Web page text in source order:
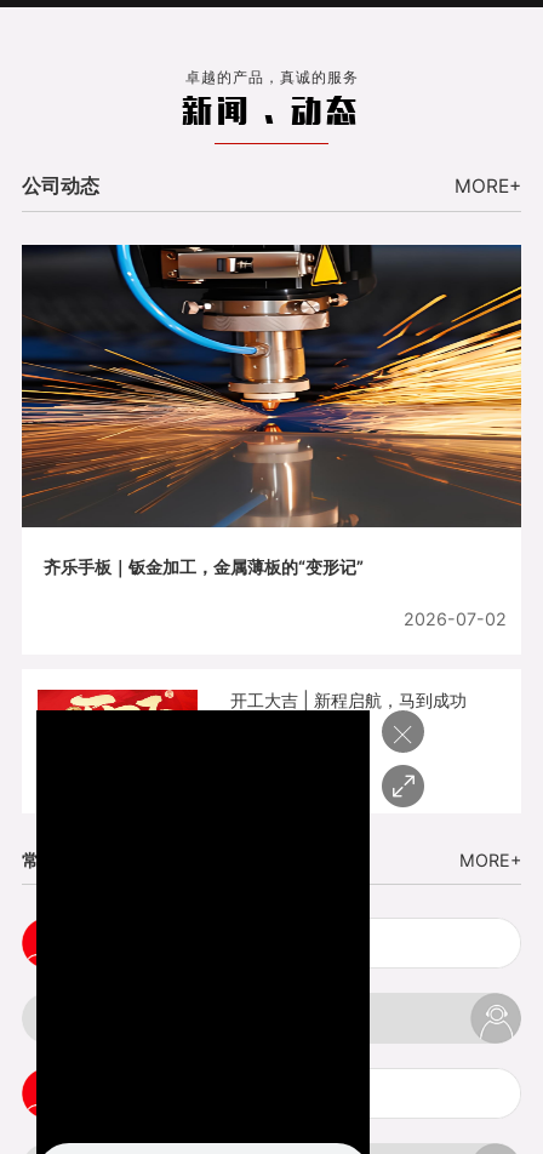
卓越的产品，真诚的服务
新闻 . 动态
公司动态 MORE+
齐乐手板｜钣金加工，金属薄板的“变形记”
2026-07-02
开工大吉 | 新程启航，马到成功
常见问题 MORE+
×